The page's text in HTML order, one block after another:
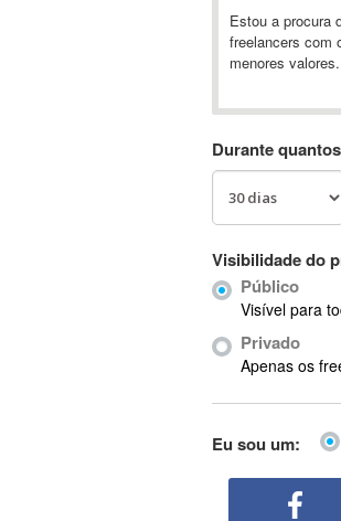
802.11
A&P
A-GPS
Ab Initio
ABIS
AbleCommerce
Ableton Live
Abstract Window
Estou a procura
freelancers com
menores valores.
Durante
Visibilidade do
Público
Visível para
Privado
Apenas os
Eu sou um: